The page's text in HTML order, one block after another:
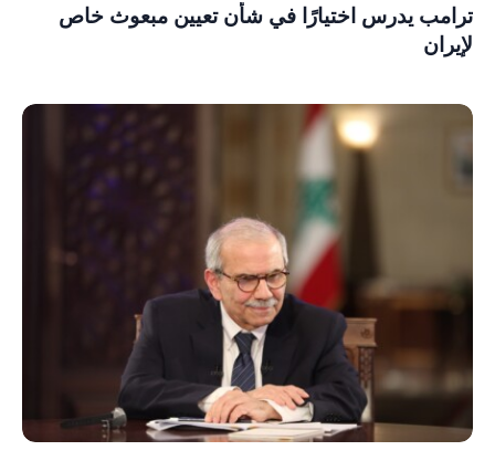
ترامب يدرس اختيارًا في شأن تعيين مبعوث خاص
لإيران